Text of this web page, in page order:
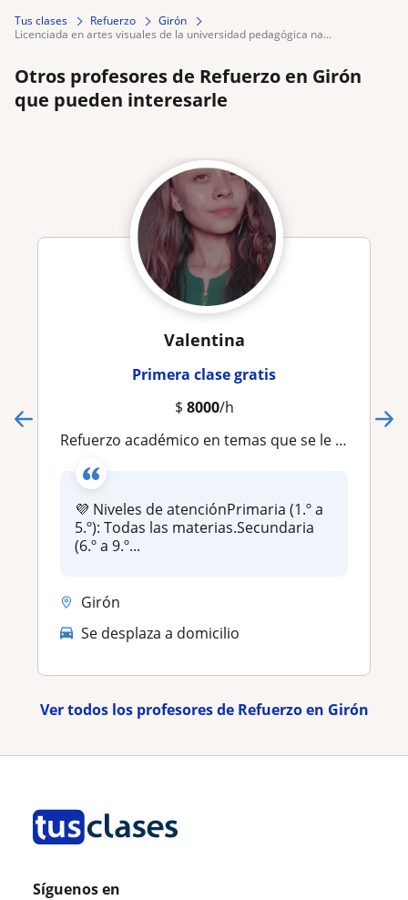
Tus clases Refuerzo
Girón
licenciada en artes visuales de la universidad pedagógica na...
Otros profesores de Refuerzo en Girón
que pueden interesarle
Valentina
Primera clase gratis
$ 8000/h
Refuerzo académico en temas que se le dificulten. Apoyo en tareas. Preparación para evaluaciones
💜 Niveles de atenciónPrimaria (1.º a
5.º): Todas las materias.Secundaria
(6.º a 9.º...
Girón
Se desplaza a domicilio
Ver todos los profesores de Refuerzo en Girón
Síguenos en